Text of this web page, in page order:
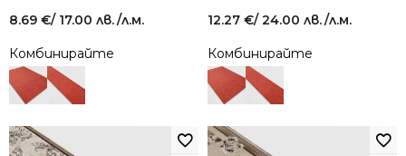
8.69 €/ 17.00 лв./л.м.
Комбинирайте
12.27 €/ 24.00 лв./л.м.
Комбинирайте